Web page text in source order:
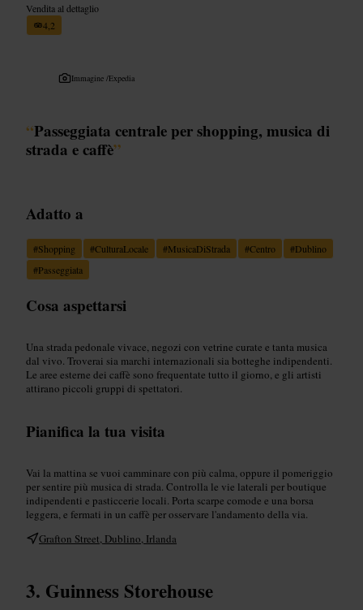
Vendita al dettaglio
4,2
Immagine /Expedia
“Passeggiata centrale per shopping, musica di
strada e caffè”
Adatto a
#Shopping #CulturaLocale #MusicaDiStrada #Centro #Dublino
#Passeggiata
Cosa aspettarsi
Una strada pedonale vivace, negozi con vetrine curate e tanta musica
dal vivo. Troverai sia marchi internazionali sia botteghe indipendenti.
Le aree esterne dei caffè sono frequentate tutto il giorno, e gli artisti
attirano piccoli gruppi di spettatori.
Pianifica la tua visita
Vai la mattina se vuoi camminare con più calma, oppure il pomeriggio
per sentire più musica di strada. Controlla le vie laterali per boutique
indipendenti e pasticcerie locali. Porta scarpe comode e una borsa
leggera, e fermati in un caffè per osservare l'andamento della via.
Grafton Street, Dublino, Irlanda
Guinness Storehouse